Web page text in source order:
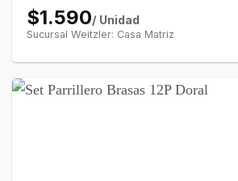
$1.590/ Unidad
Sucursal Weitzler: Casa Matriz